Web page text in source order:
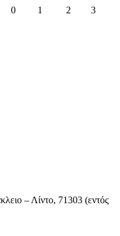
0 1 2 3
– Λίντο, 71303 (εντός